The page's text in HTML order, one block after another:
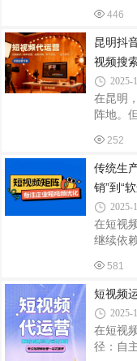
人，通
熟虑与
公司，
限可能
的行业
玩法，
制运营
与账号
策划方
446
昆明抖
视频搜
2025-
在昆明
阵地。
正短视
力你的
知，抖
量、用
团队拥
能够精
求，为
拍摄，
252
传统生
销”到“
2025-
在短视
继续依
维，通
跳，实
内容重
化获客
谜”技
而观众
581
短视频
2025-
在短视
径：自